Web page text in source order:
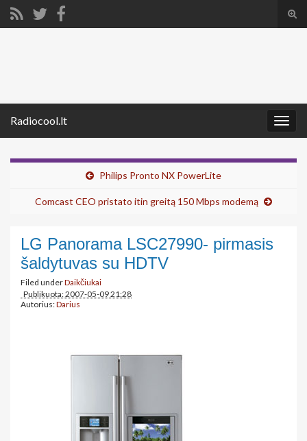
Radiocool.lt
Philips Pronto NX PowerLite
Comcast CEO pristato itin greitą 150 Mbps modemą
LG Panorama LSC27990- pirmasis
šaldytuvas su HDTV
Filed underDaikčiukai
Publikuota: 2007-05-09 21:28
Autorius:Darius